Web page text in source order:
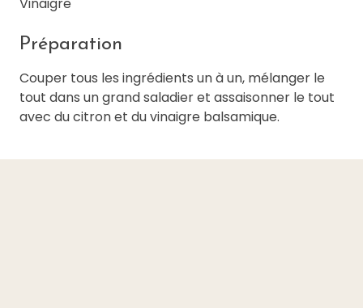
Vinaigre
Préparation
Couper tous les ingrédients un à un, mélanger le
tout dans un grand saladier et assaisonner le tout
avec du citron et du vinaigre balsamique.